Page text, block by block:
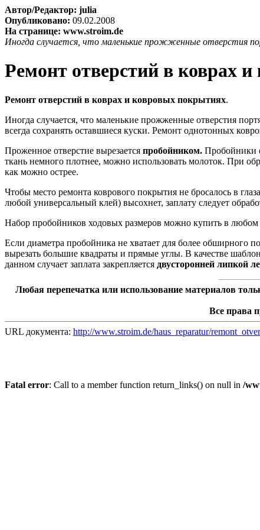
Автор/Редактор: julia
Опубликовано: 09.02.2008
На странице: www.stroim.de
Иногда случается, что маленькие прожженные отверстия
Ремонт отверстий в коврах
Ремонт отверстий в коврах и ковровых покрытиях.
Иногда случается, что маленькие прожженные отверстия
всегда сохранять оставшиеся куски. Ремонт однотонных
Проженное отверстие вырезается пробойником. Пробойники
ткань немного плотнее, можно использовать молоток. При
как можно острее.
Чтобы место ремонта коврового покрытия не бросалось в
любой универсальный клей) высохнет, заплату следует
Набор пробойников ходовых размеров можно купить в
Если диаметра пробойника не хватает для более
вырезать большие квадраты и прямые углы. В качестве
данном случает заплата закрепляется двусторонней липкой
Любая перепечатка или использование материалов
Все права
URL документа: http://www.stroim.de/haus_reparatur/
Fatal error: Call to a member function return_links() on null in /